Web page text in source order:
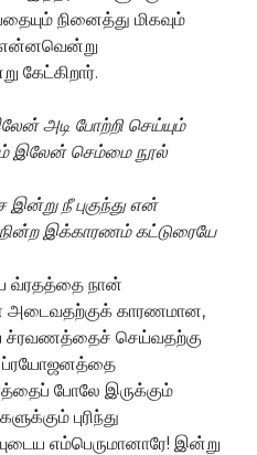
நினைத்து மிகவும்
என்னவென்று
கேட்கிறார்.
அடி போற்றி செய்யும்
இலேன் செம்மை நூல்
நீ புகுந்து என்
இக்காரணம் கட்டுரையே
வ்ரதத்தை நான்
அடைவதற்குக் காரணமான,
ச்ரவணத்தைச் செய்வதற்கு
ப்ரயோஜனத்தை
போலே இருக்கும்
புரிந்து
எம்பெருமானாரே! இன்று